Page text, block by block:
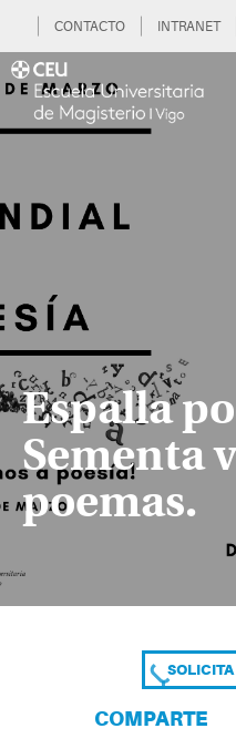
CONTACTO INTRANET
Espalla
Sementa
poemas.
COMPARTE